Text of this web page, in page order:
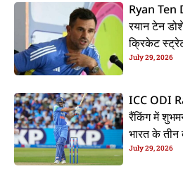
Ryan
रयान टेन
क्रिकेट
July 29, 2026
ICC ODI
रैंकिंग में
भारत के तीन
July 29, 2026